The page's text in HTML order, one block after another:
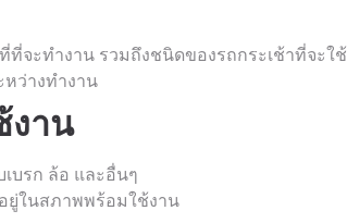
ที่จะทำงาน รวมถึงชนิดของรถกระเช้าที่จะใช้
หว่างทำงาน
งาน
บรก ล้อ และอื่นๆ
ยู่ในสภาพพร้อมใช้งาน